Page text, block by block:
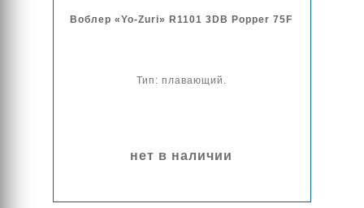
Воблер «Yo-Zuri» R1101 3DB Popper 75F
Тип: плавающий.
нет в наличии